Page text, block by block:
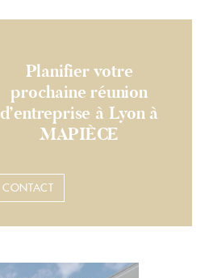
Planifier votre
prochaine réunion
d’entreprise à Lyon à
MAPIÈCE
CONTACT